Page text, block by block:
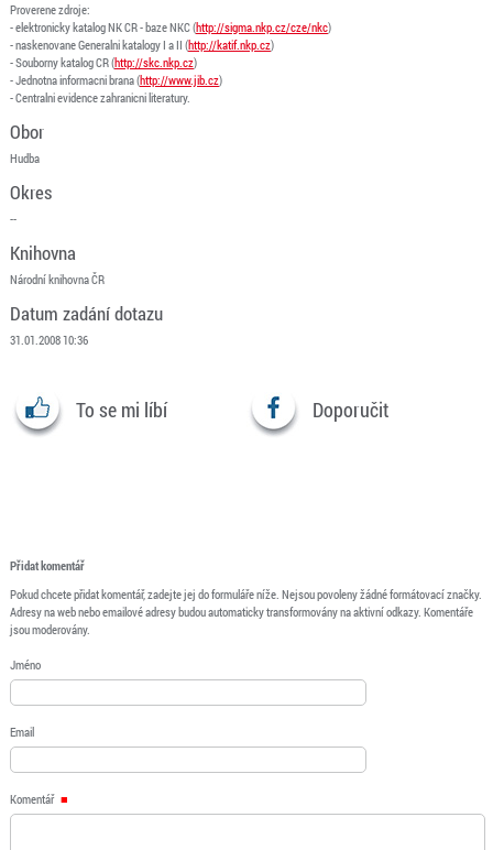
Proverene zdroje:
- elektronicky katalog NK CR - baze NKC (http://sigma.nkp.cz/cze/nkc)
- naskenovane Generalni katalogy I a II (http://katif.nkp.cz)
- Souborny katalog CR (http://skc.nkp.cz)
- Jednotna informacni brana (http://www.jib.cz)
- Centralni evidence zahranicni literatury.
Obor
Hudba
Okres
--
Knihovna
Národní knihovna ČR
Datum zadání dotazu
31.01.2008 10:36
To se mi líbí Doporučit
Přidat komentář
Pokud chcete přidat komentář, zadejte jej do formuláře níže. Nejsou povoleny žádné formátovací značky.
Adresy na web nebo emailové adresy budou automaticky transformovány na aktivní odkazy. Komentáře
jsou moderovány.
Jméno
Email
Komentář